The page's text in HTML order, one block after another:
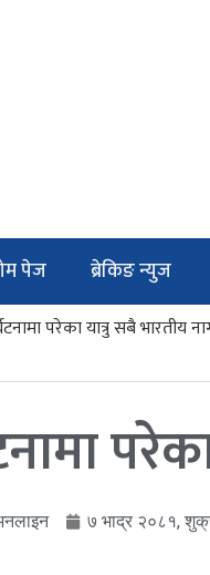
पेज ब्रेकिङ न्युज
परेका यात्रु सबै भारतीय
७ भाद्र २०८१,